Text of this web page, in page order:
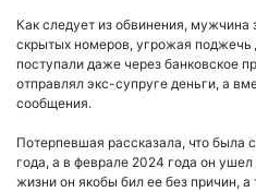
Как следует из обвинения,
скрытых номеров, угрожая
поступали даже через банковское
отправлял экс-супруге деньги, а
сообщения.
Потерпевшая рассказала, что была
года, а в феврале 2024 года он
жизни он якобы бил ее без причин, а